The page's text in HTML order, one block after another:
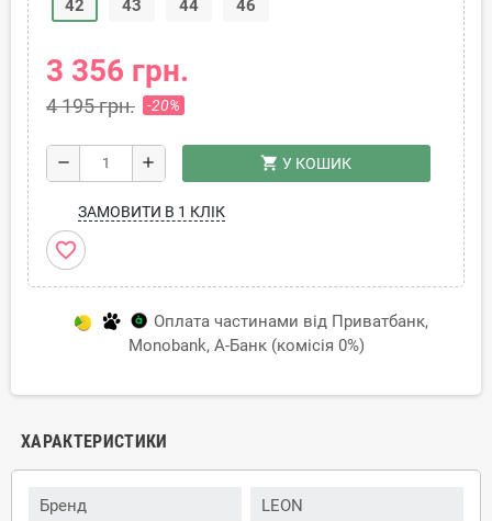
42
43 44 46
3 356 грн.
4 195 грн. -20%
remove add shopping_cart У КОШИК
ЗАМОВИТИ В 1 КЛІК
favorite_border
Оплата частинами від Приватбанк,
Monobank, А-Банк (комісія 0%)
ХАРАКТЕРИСТИКИ
Бренд LEON